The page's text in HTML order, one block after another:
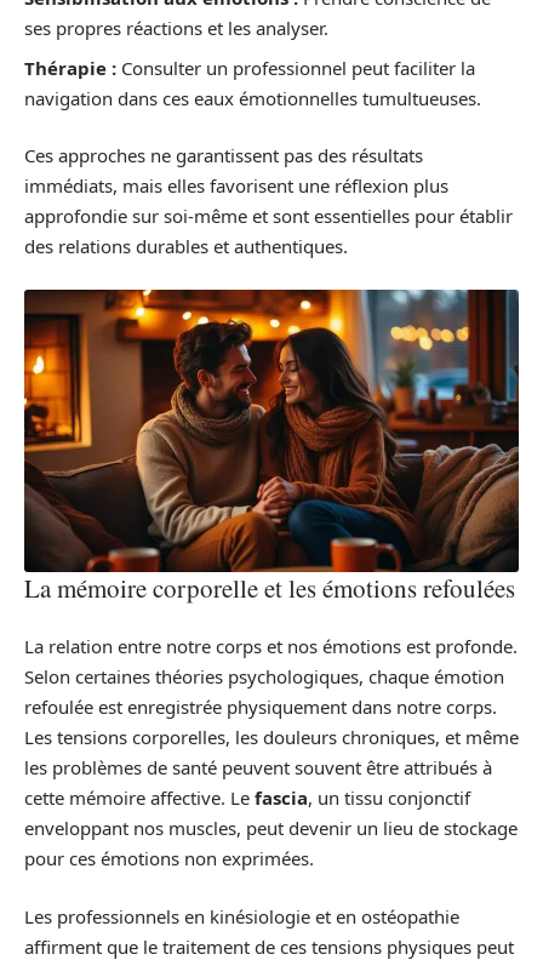
ses propres réactions et les analyser.
Thérapie : Consulter un professionnel peut faciliter la
navigation dans ces eaux émotionnelles tumultueuses.
Ces approches ne garantissent pas des résultats
immédiats, mais elles favorisent une réflexion plus
approfondie sur soi-même et sont essentielles pour établir
des relations durables et authentiques.
La mémoire corporelle et les émotions refoulées
La relation entre notre corps et nos émotions est profonde.
Selon certaines théories psychologiques, chaque émotion
refoulée est enregistrée physiquement dans notre corps.
Les tensions corporelles, les douleurs chroniques, et même
les problèmes de santé peuvent souvent être attribués à
cette mémoire affective. Le fascia, un tissu conjonctif
enveloppant nos muscles, peut devenir un lieu de stockage
pour ces émotions non exprimées.
Les professionnels en kinésiologie et en ostéopathie
affirment que le traitement de ces tensions physiques peut